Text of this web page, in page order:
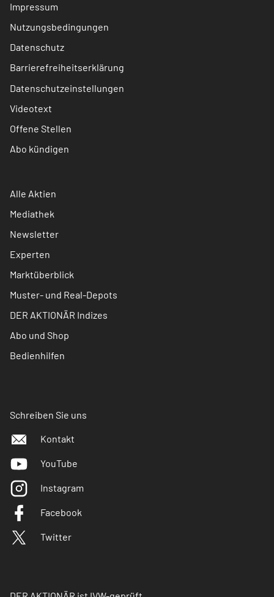
Impressum
Nutzungsbedingungen
Datenschutz
Barrierefreiheitserklärung
Datenschutzeinstellungen
Videotext
Offene Stellen
Abo kündigen
Alle Aktien
Mediathek
Newsletter
Experten
Marktüberblick
Muster- und Real-Depots
DER AKTIONÄR Indizes
Abo und Shop
Bedienhilfen
Schreiben Sie uns
Kontakt
YouTube
Instagram
Facebook
Twitter